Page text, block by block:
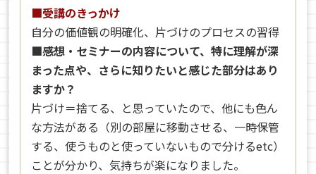
■受講のきっかけ
自分の価値観の明確化、片づけのプロセスの習得
■感想・セミナーの内容について、特に理解が深
まった点や、さらに知りたいと感じた部分はあり
ますか？
片づけ＝捨てる、と思っていたので、他にも色ん
な方法がある（別の部屋に移動させる、一時保管
する、使うものと使っていないもので分けるetc）
ことが分かり、気持ちが楽になりました。